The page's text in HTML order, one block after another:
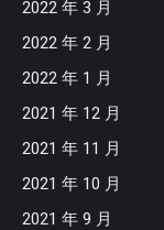
2022 年 3 月
2022 年 2 月
2022 年 1 月
2021 年 12 月
2021 年 11 月
2021 年 10 月
2021 年 9 月